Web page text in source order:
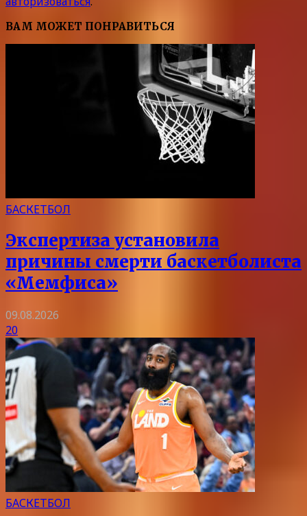
ВАМ МОЖЕТ ПОНРАВИТЬСЯ
БАСКЕТБОЛ
Экспертиза установила
причины смерти баскетболиста
«Мемфиса»
09.08.2026
20
БАСКЕТБОЛ